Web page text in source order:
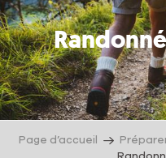
Page d’accueil